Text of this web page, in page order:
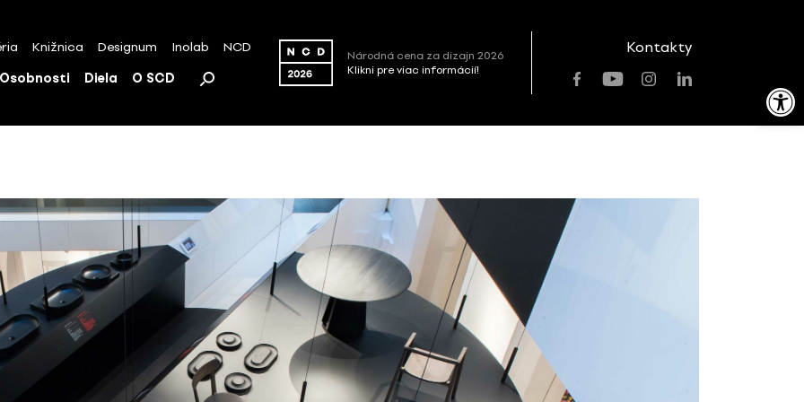
Open toolbar
Knižnica Designum Inolab NCD
Osobnosti Diela O SCD
Národná cena za dizajn 2026
Klikni pre viac informácií!
Kontakty